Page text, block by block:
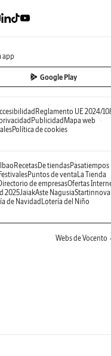
app
Google Play
Reglamento UE 2024/
Publicidad Mapa web
Política de cookies
RecetasDe tiendasPasatiempos
Puntos de venta La Tienda
de empresasOfertas
2025JaiakAste NagusiaStartinnova
de Navidad Lotería del Niño
Webs de Vocento